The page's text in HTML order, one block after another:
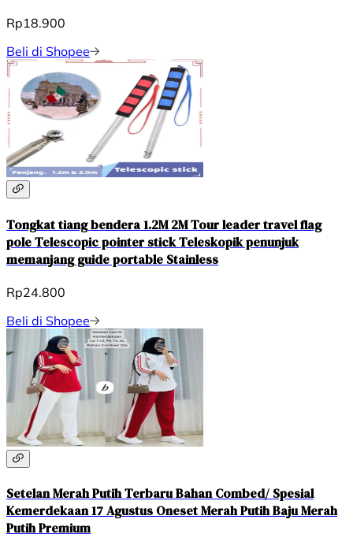
Rp18.900
Beli di Shopee
Tongkat tiang bendera 1.2M 2M Tour leader travel flag
pole Telescopic pointer stick Teleskopik penunjuk
memanjang guide portable Stainless
Rp24.800
Beli di Shopee
Setelan Merah Putih Terbaru Bahan Combed/ Spesial
Kemerdekaan 17 Agustus Oneset Merah Putih Baju Merah
Putih Premium